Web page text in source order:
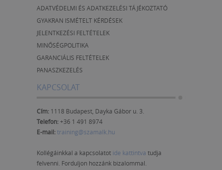
ADATVÉDELMI ÉS ADATKEZELÉSI TÁJÉKOZTATÓ
GYAKRAN ISMÉTELT KÉRDÉSEK
JELENTKEZÉSI FELTÉTELEK
MINŐSÉGPOLITIKA
GARANCIÁLIS FELTÉTELEK
PANASZKEZELÉS
KAPCSOLAT
Cím: 1118 Budapest, Dayka Gábor u. 3.
Telefon:+36 1 491 8974
E-mail:training@szamalk.hu
Kollégáinkkal a kapcsolatot ide kattintva tudja
felvenni. Forduljon hozzánk bizalommal.